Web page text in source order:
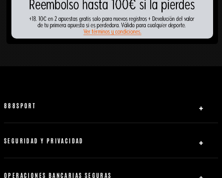
888SPORT
Quiénes somos
Ayuda
SEGURIDAD Y PRIVACIDAD
Política de privacidad
Acuerdo con el usuario
OPERACIONES BANCARIAS SEGURAS